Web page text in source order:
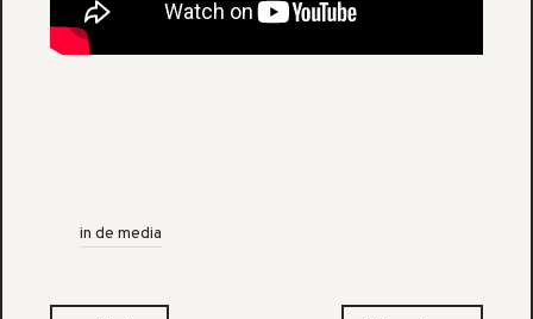
in de media